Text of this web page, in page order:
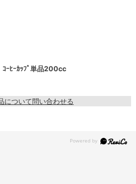
ｺｰﾋｰｶｯﾌﾟ単品200cc
について問い合わせる